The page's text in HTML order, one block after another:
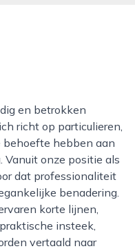
richt op particulieren,
behoefte hebben aan
Vanuit onze positie als
dat professionaliteit
benadering.
korte lijnen,
insteek,
vertaald naar